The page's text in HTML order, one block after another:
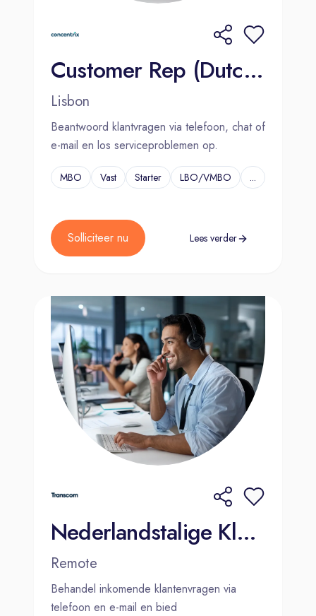
Customer Rep (Dutch-speaking)- Insurance Company 2000€ Bonus
Lisbon
Beantwoord klantvragen via telefoon, chat of
e-mail en los serviceproblemen op.
MBO Vast Starter LBO/VMBO ...
Solliciteer nu Lees verder
Nederlandstalige Klantenservicemedewerker - Alicante(hybrid)
Remote
Behandel inkomende klantenvragen via
telefoon en e-mail en bied